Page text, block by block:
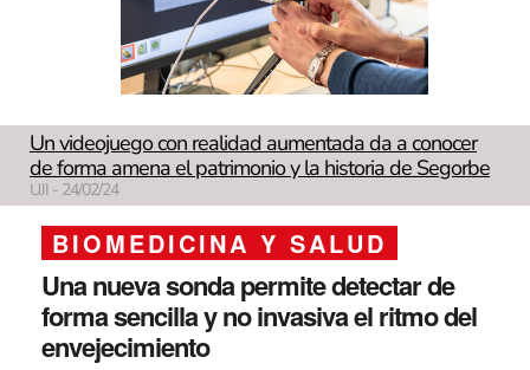
Un videojuego con realidad aumentada da a conocer
de forma amena el patrimonio y la historia de Segorbe
UJI - 24/02/24
BIOMEDICINA Y SALUD
Una nueva sonda permite detectar de
forma sencilla y no invasiva el ritmo del
envejecimiento